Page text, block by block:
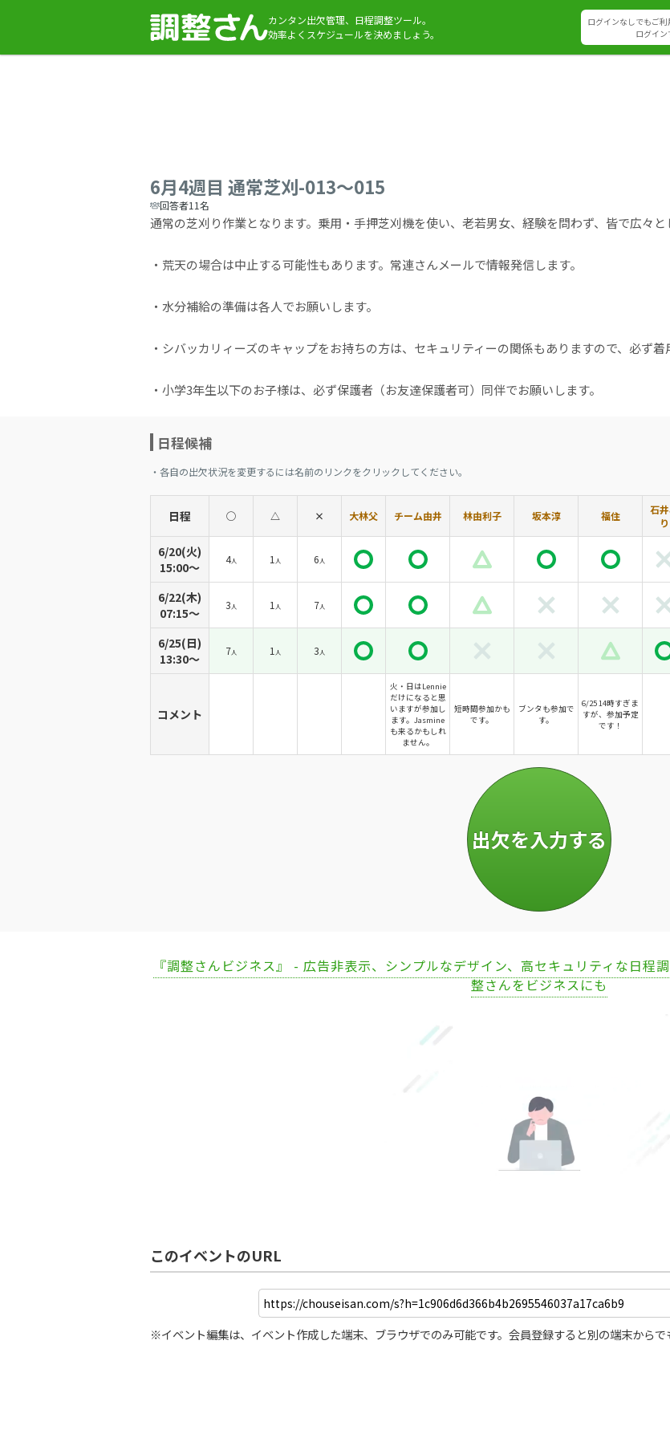
カンタン出欠管理、日程調整ツール。
効率よくスケジュールを決めましょう。
ログインなしでもご利
ログイン
6月4週目 通常芝刈-013〜015
回答者11名
通常の芝刈り作業となります。乗用・手押芝刈機を使い、老若男女、経験を問わず、皆で広々
・荒天の場合は中止する可能性もあります。常連さんメールで情報発信します。
・水分補給の準備は各人でお願いします。
・シバッカリィーズのキャップをお持ちの方は、セキュリティーの関係もありますので、必ず着
・小学3年生以下のお子様は、必ず保護者（お友達保護者可）同伴でお願いします。
日程候補
・各自の出欠状況を変更するには名前のリンクをクリックしてください。
日程 ◯ △ × 大林父 チーム由井 林由利子 坂本淳 福住
石
り
6/20(火)
15:00〜
4人 1 人 6人
6/22(木)
07:15〜
3人 1 人 7人
6/25(日)
13:30〜
7人 1 人 3人
コメント
火・日はLennie
だけになると思
いますが参加し
ます。Jasmine
も来るかもしれ
ません。
短時間参加かも
です。
ブンタも参加で
す。
6/25 14時すぎま
すが、参加予定
です！
『調整さんビジネス』 - 広告非表示、シンプルなデザイン、高セキュリティな日程
整さんをビジネスにも
このイベントのURL
※イベント編集は、イベント作成した端末、ブラウザでのみ可能です。会員登録すると別の端末からで